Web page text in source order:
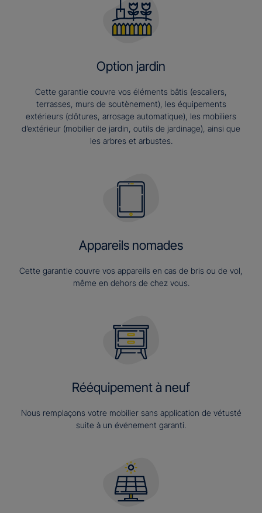
Option jardin
Cette garantie couvre vos éléments bâtis (escaliers,
terrasses, murs de soutènement), les équipements
extérieurs (clôtures, arrosage automatique), les mobiliers
d’extérieur (mobilier de jardin, outils de jardinage), ainsi que
les arbres et arbustes.
Appareils nomades
Cette garantie couvre vos appareils en cas de bris ou de vol,
même en dehors de chez vous.
Rééquipement à neuf
Nous remplaçons votre mobilier sans application de vétusté
suite à un événement garanti.